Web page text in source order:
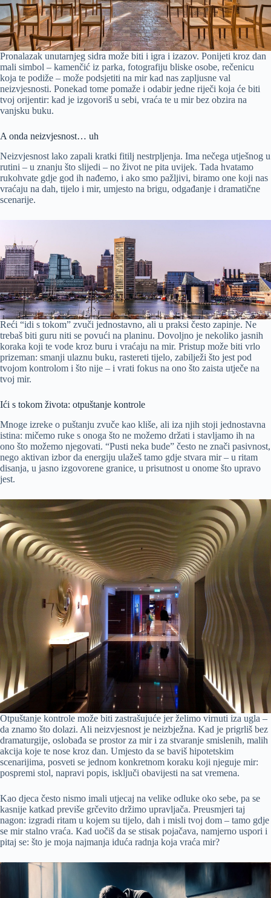
Pronalazak unutarnjeg sidra može biti i igra i izazov. Ponijeti kroz dan
mali simbol – kamenčić iz parka, fotografiju bliske osobe, rečenicu
koja te podiže – može podsjetiti na mir kad nas zapljusne val
neizvjesnosti. Ponekad tome pomaže i odabir jedne riječi koja će biti
tvoj orijentir: kad je izgovoriš u sebi, vraća te u mir bez obzira na
vanjsku buku.
A onda neizvjesnost… uh
Neizvjesnost lako zapali kratki fitilj nestrpljenja. Ima nečega utješnog u
rutini – u znanju što slijedi – no život ne pita uvijek. Tada hvatamo
rukohvate gdje god ih nađemo, i ako smo pažljivi, biramo one koji nas
vraćaju na dah, tijelo i mir, umjesto na brigu, odgađanje i dramatične
scenarije.
Reći “idi s tokom” zvuči jednostavno, ali u praksi često zapinje. Ne
trebaš biti guru niti se povući na planinu. Dovoljno je nekoliko jasnih
koraka koji te vode kroz buru i vraćaju na mir. Pristup može biti vrlo
prizeman: smanji ulaznu buku, rastereti tijelo, zabilježi što jest pod
tvojom kontrolom i što nije – i vrati fokus na ono što zaista utječe na
tvoj mir.
Ići s tokom života: otpuštanje kontrole
Mnoge izreke o puštanju zvuče kao kliše, ali iza njih stoji jednostavna
istina: mičemo ruke s onoga što ne možemo držati i stavljamo ih na
ono što možemo njegovati. “Pusti neka bude” često ne znači pasivnost,
nego aktivan izbor da energiju ulažeš tamo gdje stvara mir – u ritam
disanja, u jasno izgovorene granice, u prisutnost u onome što upravo
jest.
Otpuštanje kontrole može biti zastrašujuće jer želimo virnuti iza ugla –
da znamo što dolazi. Ali neizvjesnost je neizbježna. Kad je prigrliš bez
dramaturgije, oslobađa se prostor za mir i za stvaranje smislenih, malih
akcija koje te nose kroz dan. Umjesto da se baviš hipotetskim
scenarijima, posveti se jednom konkretnom koraku koji njeguje mir:
pospremi stol, napravi popis, isključi obavijesti na sat vremena.
Kao djeca često nismo imali utjecaj na velike odluke oko sebe, pa se
kasnije katkad previše grčevito držimo upravljača. Preusmjeri taj
nagon: izgradi ritam u kojem su tijelo, dah i misli tvoj dom – tamo gdje
se mir stalno vraća. Kad uočiš da se stisak pojačava, namjerno uspori i
pitaj se: što je moja najmanja iduća radnja koja vraća mir?